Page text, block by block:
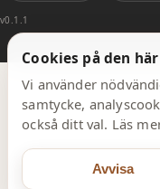
Cookies på den
Vi använder
samtycke,
också ditt val. Läs
Avvisa
v0.1.1